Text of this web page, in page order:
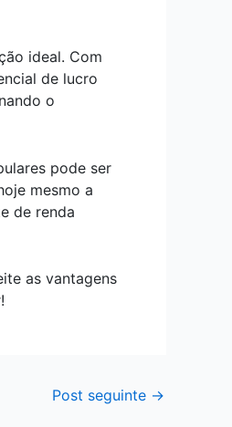
ideal. Com
de lucro
o
pode ser
mesmo a
de renda
as vantagens
Post seguinte →